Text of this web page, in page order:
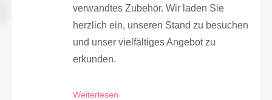
verwandtes Zubehör. Wir laden Sie
herzlich ein, unseren Stand zu besuchen
und unser vielfältiges Angebot zu
erkunden.
Weiterlesen